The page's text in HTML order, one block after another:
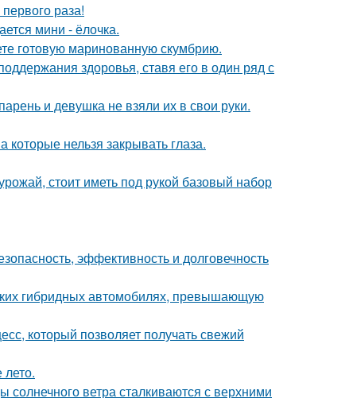
раза!
мини - ёлочка.
готовую маринованную скумбрию.
здоровья, ставя его в один ряд с
и девушка не взяли их в свои руки.
нельзя закрывать глаза.
стоит иметь под рукой базовый набор
эффективность и долговечность
гибридных автомобилях, превышающую
который позволяет получать свежий
солнечного ветра сталкиваются с верхними